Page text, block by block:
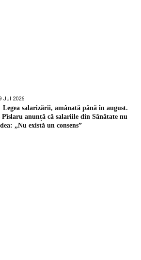
Jul 2026
Legea salarizării, amânată până în august.
Pîslaru anunță că salariile din Sănătate nu
„Nu există un consens”